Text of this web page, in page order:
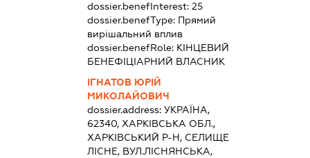
dossier.benefInterest: 25
dossier.benefType: Прямий
вирішальний вплив
dossier.benefRole: КІНЦЕВИЙ
БЕНЕФІЦІАРНИЙ ВЛАСНИК
ІГНАТОВ ЮРІЙ
МИКОЛАЙОВИЧ
dossier.address: УКРАЇНА,
62340, ХАРКІВСЬКА ОБЛ.,
ХАРКІВСЬКИЙ Р-Н, СЕЛИЩЕ
ЛІСНЕ, ВУЛ.ЛІСНЯНСЬКА,